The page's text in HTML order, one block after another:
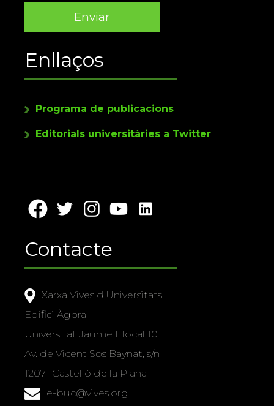
Enllaços
Programa de publicacions
Editorials universitàries a Twitter
Contacte
Xarxa Vives d'Universitats
Edifici Àgora
Universitat Jaume I, local 10
Av. de Vicent Sos Baynat, s/n
12071 Castelló de la Plana
e-buc@vives.org